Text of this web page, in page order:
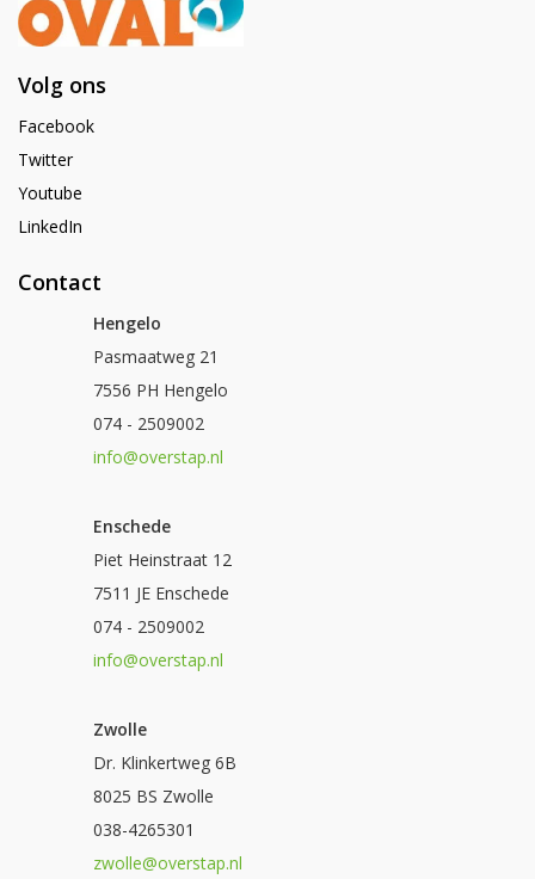
Volg ons
Facebook
Twitter
Youtube
LinkedIn
Contact
Hengelo
Pasmaatweg 21
7556 PH Hengelo
074 - 2509002
info@overstap.nl
Enschede
Piet Heinstraat 12
7511 JE Enschede
074 - 2509002
info@overstap.nl
Zwolle
Dr. Klinkertweg 6B
8025 BS Zwolle
038-4265301
zwolle@overstap.nl